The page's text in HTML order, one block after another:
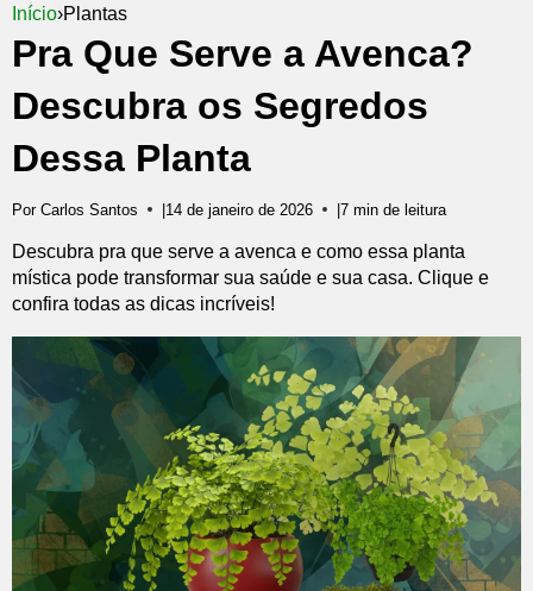
Início›Plantas
Pra Que Serve a Avenca?
Descubra os Segredos
Dessa Planta
Por Carlos Santos |14 de janeiro de 2026 |7 min de leitura
Descubra pra que serve a avenca e como essa planta
mística pode transformar sua saúde e sua casa. Clique e
confira todas as dicas incríveis!